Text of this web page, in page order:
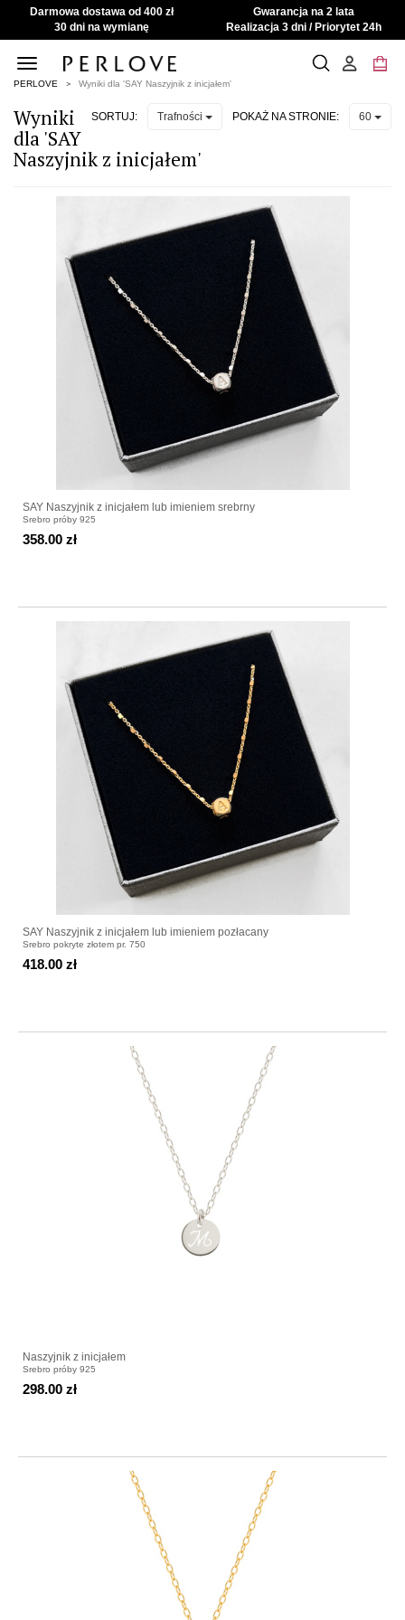
Darmowa dostawa od 400 zł
Gwarancja na 2 lata
30 dni na wymianę
Realizacja 3 dni / Priorytet 24h
Toggle
navigation
PERLOVE Wyniki dla 'SAY Naszyjnik z inicjałem'
SORTUJ: Trafności POKAŻ NA STRONIE: 60
Wyniki
dla 'SAY
Naszyjnik z inicjałem'
SAY Naszyjnik z inicjałem lub imieniem srebrny
Srebro próby 925
358.00 zł
SAY Naszyjnik z inicjałem lub imieniem pozłacany
Srebro pokryte złotem pr. 750
418.00 zł
Naszyjnik z inicjałem
Srebro próby 925
298.00 zł